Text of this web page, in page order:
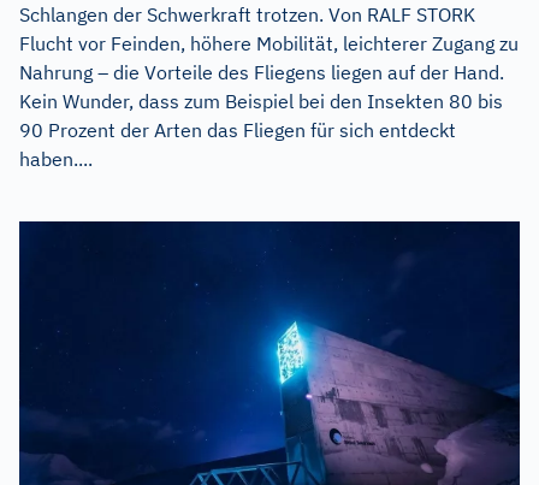
Schlangen der Schwerkraft trotzen. Von RALF STORK
Flucht vor Feinden, höhere Mobilität, leichterer Zugang zu
Nahrung – die Vorteile des Fliegens liegen auf der Hand.
Kein Wunder, dass zum Beispiel bei den Insekten 80 bis
90 Prozent der Arten das Fliegen für sich entdeckt
haben....